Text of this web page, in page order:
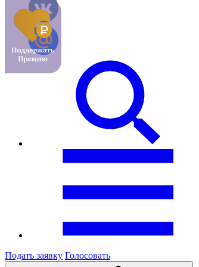
Подать заявку Голосовать